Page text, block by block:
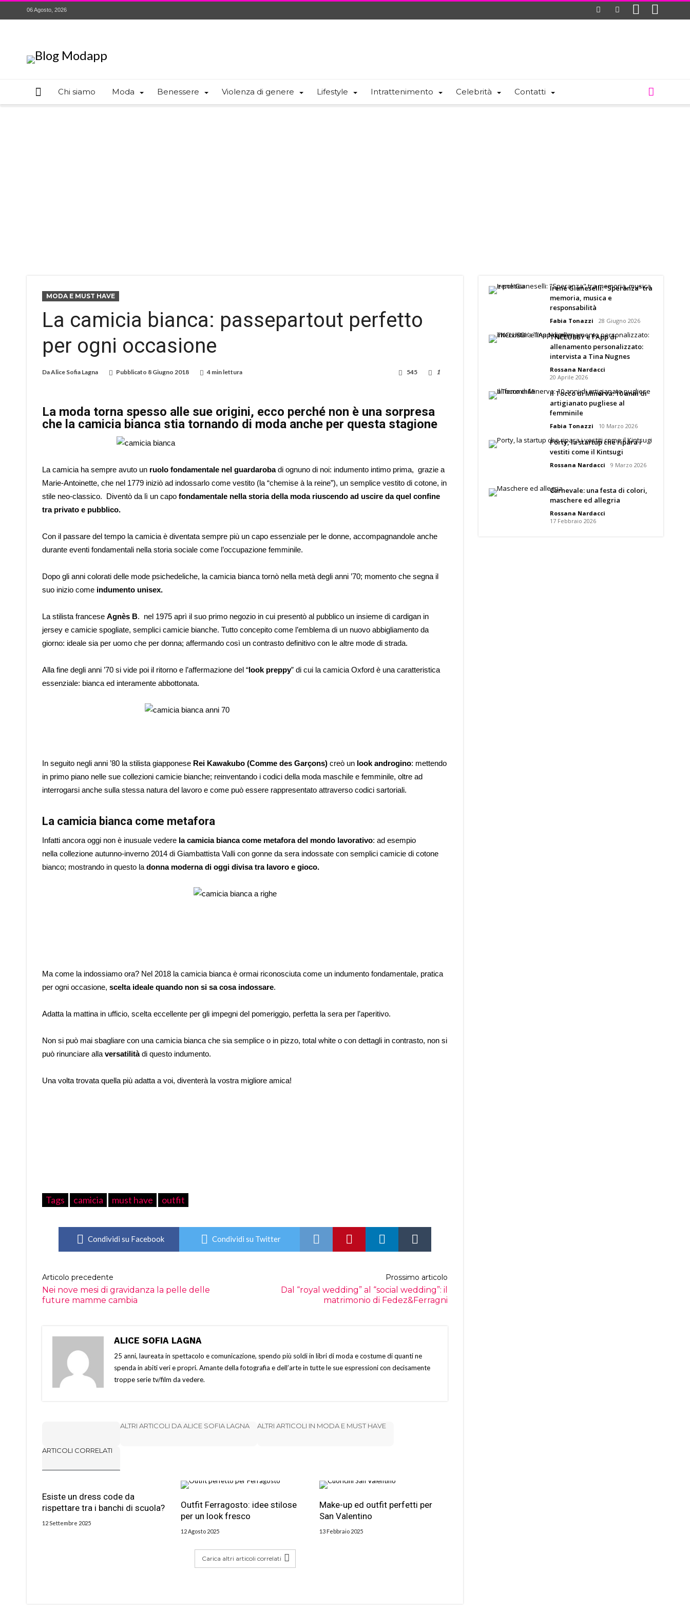
06 Agosto, 2026
Chi siamo Moda Benessere Violenza di genere Lifestyle Intrattenimento Celebrità Contatti
MODA E MUST HAVE
La camicia bianca: passepartout perfetto
per ogni occasione
DaAlice Sofia Lagna Pubblicato 8 Giugno 2018 4 min lettura 1
545
La moda torna spesso alle sue origini, ecco perché non è una sorpresa
che la camicia bianca stia tornando di moda anche per questa stagione
La camicia ha sempre avuto un ruolo fondamentale nel guardarobadi ognuno di noi: indumento intimo prima, grazie a
Marie-Antoinette, che nel 1779 iniziò ad indossarlo come vestito (la “chemise à la reine”), un semplice vestito di cotone, in
stile neo-classico. Diventò da lì un capo fondamentale nella storia della moda riuscendo ad uscire da quel confine
tra privato e pubblico.
Con il passare del tempo la camicia è diventata sempre più un capo essenziale per le donne, accompagnandole anche
durante eventi fondamentali nella storia sociale come l’occupazione femminile.
Dopo gli anni colorati delle mode psichedeliche, la camicia bianca tornò nella metà degli anni ’70; momento che segna il
suo inizio come indumento unisex.
La stilista francese Agnès B. nel 1975 aprì il suo primo negozio in cui presentò al pubblico un insieme di cardigan in
jersey e camicie spogliate, semplici camicie bianche. Tutto concepito come l’emblema di un nuovo abbigliamento da
giorno: ideale sia per uomo che per donna; affermando così un contrasto definitivo con le altre mode di strada.
Alla fine degli anni ’70 si vide poi il ritorno e l’affermazione del “look preppy” di cui la camicia Oxford è una caratteristica
essenziale: bianca ed interamente abbottonata.
In seguito negli anni ’80 la stilista giapponese Rei Kawakubo (Comme des Garçons) creò un look androgino: mettendo
in primo piano nelle sue collezioni camicie bianche; reinventando i codici della moda maschile e femminile, oltre ad
interrogarsi anche sulla stessa natura del lavoro e come può essere rappresentato attraverso codici sartoriali.
La camicia bianca come metafora
Infatti ancora oggi non è inusuale vedere la camicia bianca come metafora del mondo lavorativo: ad esempio
nella collezione autunno-inverno 2014 di Giambattista Valli con gonne da sera indossate con semplici camicie di cotone
bianco; mostrando in questo la donna moderna di oggi divisa tra lavoro e gioco.
Ma come la indossiamo ora? Nel 2018 la camicia bianca è ormai riconosciuta come un indumento fondamentale, pratica
per ogni occasione, scelta ideale quando non si sa cosa indossare.
Adatta la mattina in ufficio, scelta eccellente per gli impegni del pomeriggio, perfetta la sera per l’aperitivo.
Non si può mai sbagliare con una camicia bianca che sia semplice o in pizzo, total white o con dettagli in contrasto, non si
può rinunciare alla versatilitàdi questo indumento.
Una volta trovata quella più adatta a voi, diventerà la vostra migliore amica!
Tags camicia must have outfit
Condividi su Facebook Condividi su Twitter
Articolo precedente
Nei nove mesi di gravidanza la pelle delle
future mamme cambia
Prossimo articolo
Dal “royal wedding” al “social wedding”: il
matrimonio di Fedez&Ferragni
ALICE SOFIA LAGNA
25 anni, laureata in spettacolo e comunicazione, spendo più soldi in libri di moda e costume di quanti ne
spenda in abiti veri e propri. Amante della fotografia e dell’arte in tutte le sue espressioni con decisamente
troppe serie tv/film da vedere.
ARTICOLI CORRELATI
ALTRI ARTICOLI DA ALICE SOFIA LAGNA ALTRI ARTICOLI IN MODA E MUST HAVE
Esiste un dress code da
rispettare tra i banchi di scuola?
12 Settembre 2025
Outfit Ferragosto: idee stilose
per un look fresco
12 Agosto 2025
Make-up ed outfit perfetti per
San Valentino
13 Febbraio 2025
Carica altri articoli correlati
Irene Gianeselli: “Speranza” tra
memoria, musica e
responsabilità
Fabia Tonazzi 28 Giugno 2026
TNCLUBBY e l’App di
allenamento personalizzato:
intervista a Tina Nugnes
Rossana Nardacci
20 Aprile 2026
Il Tocco di Minerva: 10 anni di
artigianato pugliese al
femminile
Fabia Tonazzi 10 Marzo 2026
Porty, la startup che ripara i
vestiti come il Kintsugi
Rossana Nardacci 9 Marzo 2026
Carnevale: una festa di colori,
maschere ed allegria
Rossana Nardacci
17 Febbraio 2026